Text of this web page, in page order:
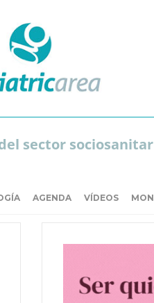
sector
AGENDA VÍDEOS